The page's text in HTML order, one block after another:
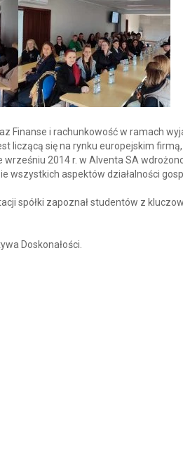
Finanse i rachunkowość w ramach
liczącą się na rynku europejskim
2014 r. w Alventa SA
wszystkich aspektów działalności
spółki zapoznał studentów z
Doskonałości.